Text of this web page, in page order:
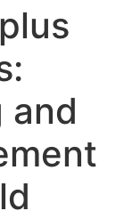
and